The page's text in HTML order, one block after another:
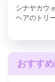
シナヤカウ
ヘアのトリ
おすす